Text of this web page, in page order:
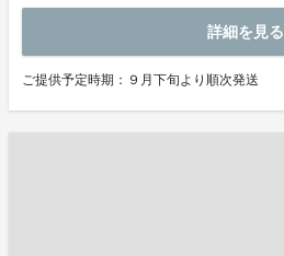
詳細を見る
ご提供予定時期：９月下旬より順次発送